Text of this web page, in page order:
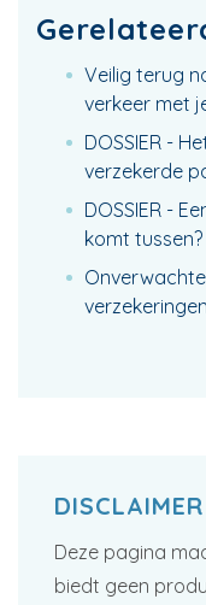
Veilig terug
verkeer met
DOSSIER -
verzekerde
DOSSIER -
komt tussen?
verzekeringen
DISCLAIMER
Deze pagina
biedt geen